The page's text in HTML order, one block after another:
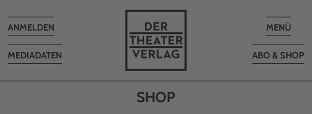
Toggle
MENÜ
ABO & SHOP
MEDIADATEN
Toggle
navigation
ANMELDEN